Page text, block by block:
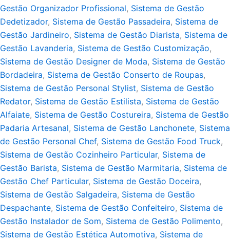
Gestão Organizador Profissional, Sistema de Gestão
Dedetizador, Sistema de Gestão Passadeira, Sistema de
Gestão Jardineiro, Sistema de Gestão Diarista, Sistema de
Gestão Lavanderia, Sistema de Gestão Customização,
Sistema de Gestão Designer de Moda, Sistema de Gestão
Bordadeira, Sistema de Gestão Conserto de Roupas,
Sistema de Gestão Personal Stylist, Sistema de Gestão
Redator, Sistema de Gestão Estilista, Sistema de Gestão
Alfaiate, Sistema de Gestão Costureira, Sistema de Gestão
Padaria Artesanal, Sistema de Gestão Lanchonete, Sistema
de Gestão Personal Chef, Sistema de Gestão Food Truck,
Sistema de Gestão Cozinheiro Particular, Sistema de
Gestão Barista, Sistema de Gestão Marmitaria, Sistema de
Gestão Chef Particular, Sistema de Gestão Doceira,
Sistema de Gestão Salgadeira, Sistema de Gestão
Despachante, Sistema de Gestão Confeiteiro, Sistema de
Gestão Instalador de Som, Sistema de Gestão Polimento,
Sistema de Gestão Estética Automotiva, Sistema de